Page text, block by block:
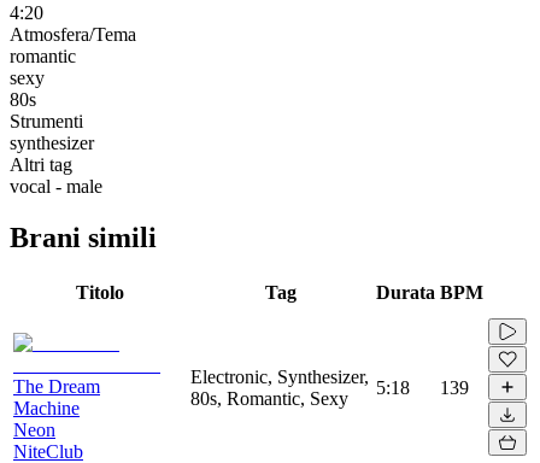
4:20
Atmosfera/Tema
romantic
sexy
80s
Strumenti
synthesizer
Altri tag
vocal - male
Brani simili
Titolo Tag Durata BPM
The Dream
Machine
Neon
NiteClub
Electronic, Synthesizer,
80s, Romantic, Sexy
5:18 139